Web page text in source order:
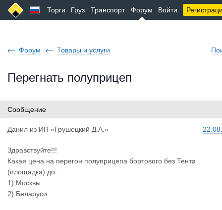
Торги Груз Транспорт Форум Войти
Форум Товары и услуги
Перегнать полуприцеп
Сообщение
Данил из ИП «Грушецкий Д.А.»
Здравствуйте!!!
Какая цена на перегон полуприцепа бортового без Тента
(площадка) до:
1) Москвы
2) Беларуси